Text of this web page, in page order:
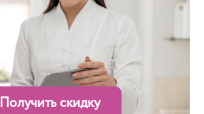
Получить скидку